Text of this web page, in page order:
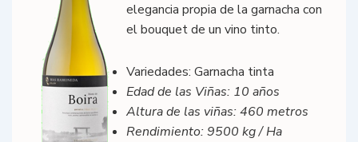
elegancia propia de la garnacha con
el bouquet de un vino tinto.
Variedades: Garnacha tinta
Edad de las Viñas: 10 años
Altura de las viñas: 460 metros
Rendimiento: 9500 kg / Ha